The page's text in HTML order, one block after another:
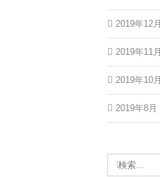
2019年12月
2019年11月
2019年10月
2019年8月
索